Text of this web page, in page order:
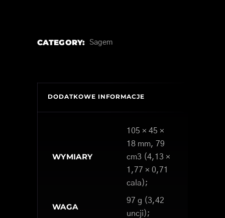
CATEGORY: Sagem
DODATKOWE INFORMACJE
WYMIARY
105 × 45 ×
18 mm, 79
cm3 (4,13 ×
1,77 × 0,71
cala);
WAGA
97 g (3,42
uncji);